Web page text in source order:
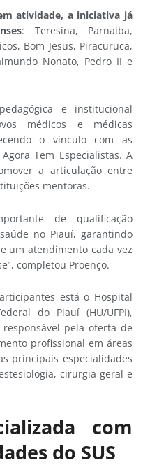
atividade, a iniciativa já
: Teresina, Parnaíba,
Bom Jesus, Piracuruca,
Nonato, Pedro II e
e institucional
médicos e médicas
o vínculo com as
Tem Especialistas. A
a articulação entre
mentoras.
de qualificação
no Piauí, garantindo
um atendimento cada vez
completou Proenço.
está o Hospital
do Piauí (HU/UFPI),
pela oferta de
profissional em áreas
principais especialidades
cirurgia geral e
com
do SUS